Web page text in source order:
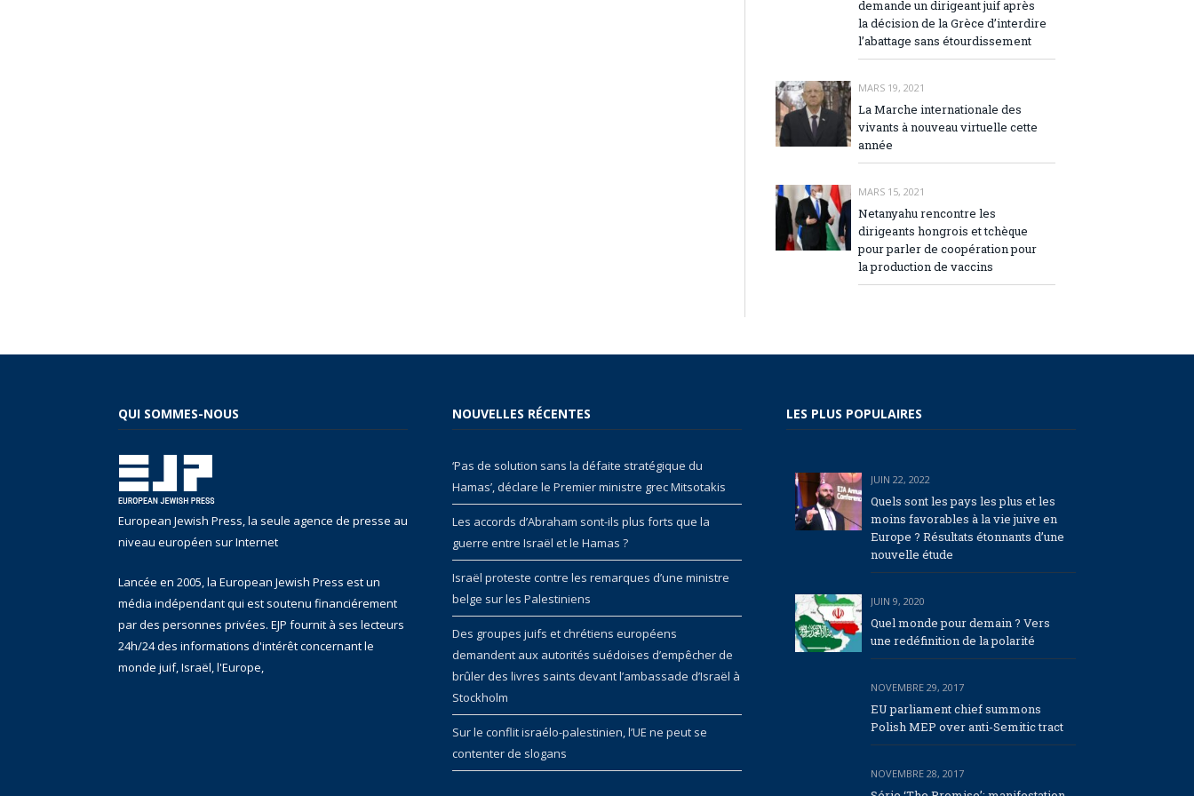
demande un dirigeant juif après
la décision de la Grèce d’interdire
l’abattage sans étourdissement
MARS 19, 2021
La Marche internationale des
vivants à nouveau virtuelle cette
année
MARS 15, 2021
Netanyahu rencontre les
dirigeants hongrois et tchèque
pour parler de coopération pour
la production de vaccins
QUI SOMMES-NOUS
European Jewish Press, la seule agence de presse au
niveau européen sur Internet
Lancée en 2005, la European Jewish Press est un
média indépendant qui est soutenu financiérement
par des personnes privées. EJP fournit à ses lecteurs
24h/24 des informations d'intérêt concernant le
monde juif, Israël, l'Europe,
NOUVELLES RÉCENTES
‘Pas de solution sans la défaite stratégique du
Hamas’, déclare le Premier ministre grec Mitsotakis
Les accords d’Abraham sont-ils plus forts que la
guerre entre Israël et le Hamas ?
Israël proteste contre les remarques d’une ministre
belge sur les Palestiniens
Des groupes juifs et chrétiens européens
demandent aux autorités suédoises d’empêcher de
brûler des livres saints devant l’ambassade d’Israël à
Stockholm
Sur le conflit israélo-palestinien, l’UE ne peut se
contenter de slogans
LES PLUS POPULAIRES
JUIN 22, 2022
Quels sont les pays les plus et les
moins favorables à la vie juive en
Europe ? Résultats étonnants d’une
nouvelle étude
JUIN 9, 2020
Quel monde pour demain ? Vers
une redéfinition de la polarité
NOVEMBRE 29, 2017
EU parliament chief summons
Polish MEP over anti-Semitic tract
NOVEMBRE 28, 2017